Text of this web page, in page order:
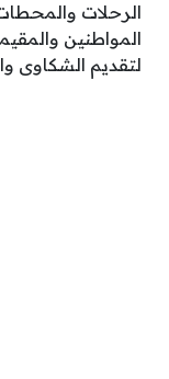
الرحلات
المواطنين
لتقديم الشكاوى